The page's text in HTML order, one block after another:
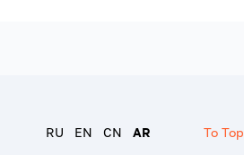
RU EN CN AR To Top